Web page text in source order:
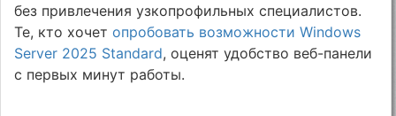
без привлечения узкопрофильных специалистов.
Те, кто хочетопробовать возможности Windows
Server 2025 Standard, оценят удобство веб-панели
с первых минут работы.